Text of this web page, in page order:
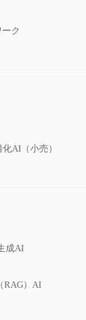
ク
AI（小売）
成AI
RAG）AI